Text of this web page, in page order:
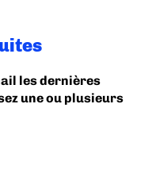
les dernières
une ou plusieurs